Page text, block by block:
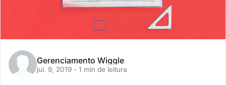
Gerenciamento Wiggle
jul. 9, 2019 - 1 min de leitura